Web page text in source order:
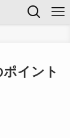
イント